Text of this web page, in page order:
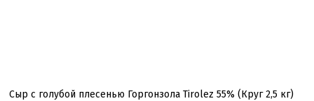
Сыр с голубой плесенью Горгонзола Tirolez 55% (Круг 2,5 кг)